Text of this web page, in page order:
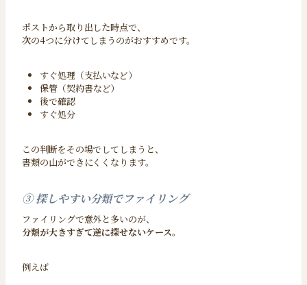
ポストから取り出した時点で、
次の4つに分けてしまうのがおすすめです。
すぐ処理（支払いなど）
保管（契約書など）
後で確認
すぐ処分
この判断をその場でしてしまうと、
書類の山ができにくくなります。
③ 探しやすい分類でファイリング
ファイリングで意外と多いのが、
分類が大きすぎて逆に探せないケース。
例えば